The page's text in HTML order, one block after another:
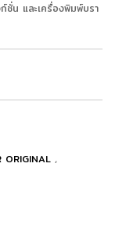
ชั่น และเครื่องพิมพ์บรา
ORIGINAL ,